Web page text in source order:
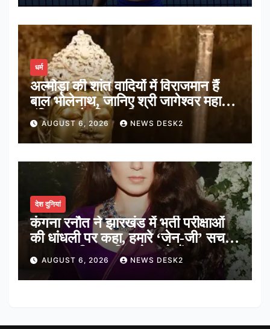
धर्म
अल्मोड़ा की शांत वादियों में विराजमान हैं
बाल भोलेनाथ, जानिए श्री जागेश्वर महादेव
मंदिर का पौराणिक इतिहास
AUGUST 6, 2026 NEWS DESK2
देश दुनियां
कंगना रनौत ने झारखंड में भर्ती परीक्षाओं
की धांधली पर कहा, हमारे ‘जेन-जी’ सच में
हर तरह की तकलीफ झेल रहे हैं
AUGUST 6, 2026 NEWS DESK2